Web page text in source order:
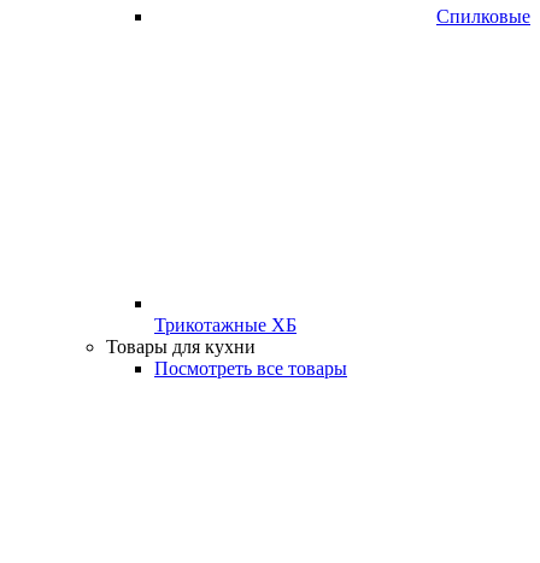
Спилковые
Трикотажные ХБ
Товары для кухни
Посмотреть все товары